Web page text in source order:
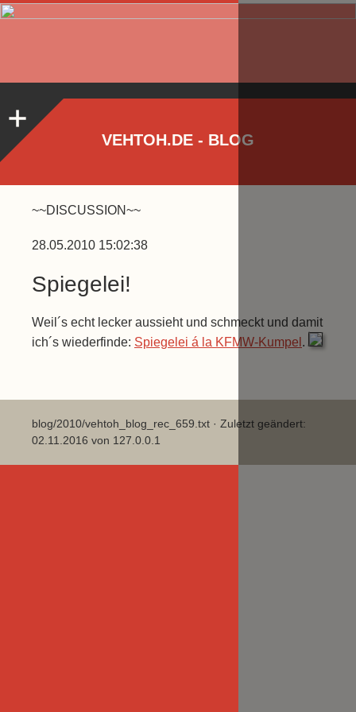
VEHTOH.DE - BLOG
~~DISCUSSION~~
28.05.2010 15:02:38
Spiegelei!
Weil´s echt lecker aussieht und schmeckt und damit
ich´s wiederfinde: Spiegelei á la KFMW-Kumpel .
blog/2010/vehtoh_blog_rec_659.txt · Zuletzt geändert:
02.11.2016 von 127.0.0.1